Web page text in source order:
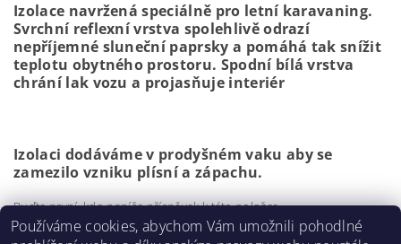
Izolace navržená speciálně pro letní karavaning.
Svrchní reflexní vrstva spolehlivě odrazí
nepříjemné sluneční paprsky a pomáhá tak snížit
teplotu obytného prostoru. Spodní bílá vrstva
chrání lak vozu a projasňuje interiér
Izolaci dodáváme v prodyšném vaku aby se
zamezilo vzniku plísní a zápachu.
Buďte první, kdo napíše příspěvek k této položce.
Používáme cookies, abychom Vám umožnili pohodlné